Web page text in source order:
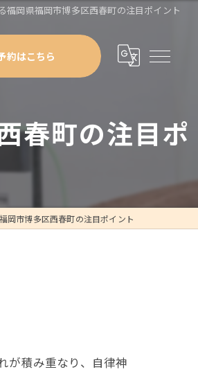
福岡県福岡市博多区西春町の注目ポイント
約はこちら
春町の注目ポ
岡市博多区西春町の注目ポイント
が積み重なり、自律神